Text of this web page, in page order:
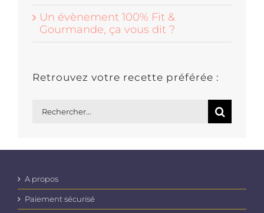
Un évènement 100% Fit &
Gourmande, ça vous dit ?
Retrouvez votre recette préférée :
A propos
Paiement sécurisé